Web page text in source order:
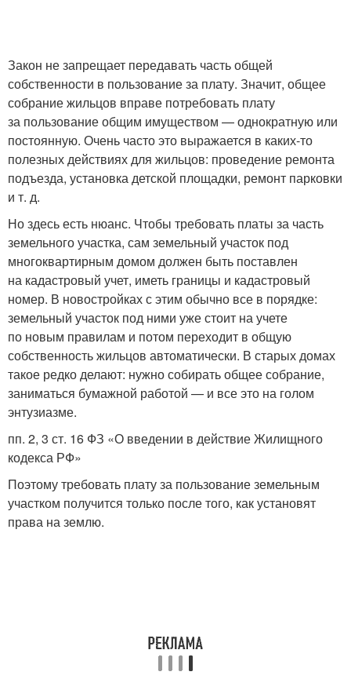
Закон не запрещает передавать часть общей
собственности в пользование за плату. Значит, общее
собрание жильцов вправе потребовать плату
за пользование общим имуществом — однократную или
постоянную. Очень часто это выражается в каких-то
полезных действиях для жильцов: проведение ремонта
подъезда, установка детской площадки, ремонт парковки
и т. д.
Но здесь есть нюанс. Чтобы требовать платы за часть
земельного участка, сам земельный участок под
многоквартирным домом должен быть поставлен
на кадастровый учет, иметь границы и кадастровый
номер. В новостройках с этим обычно все в порядке:
земельный участок под ними уже стоит на учете
по новым правилам и потом переходит в общую
собственность жильцов автоматически. В старых домах
такое редко делают: нужно собирать общее собрание,
заниматься бумажной работой — и все это на голом
энтузиазме.
пп. 2, 3 ст. 16 ФЗ «О введении в действие Жилищного
кодекса РФ»
Поэтому требовать плату за пользование земельным
участком получится только после того, как установят
права на землю.